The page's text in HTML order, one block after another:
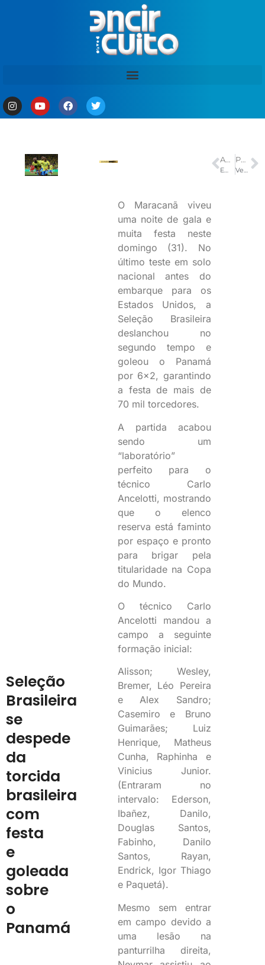
Seleção
Brasileira
se
despede
da
torcida
brasileira
com
festa
e
goleada
sobre
o
Panamá
O Maracanã viveu
uma noite de gala e
muita festa neste
domingo (31). No
último teste em solo
nacional antes do
embarque para os
Estados Unidos, a
Seleção Brasileira
deslanchou no
segundo tempo e
goleou o Panamá
por 6×2, garantindo
a festa de mais de
70 mil torcedores.
A partida acabou
sendo um
“laboratório”
perfeito para o
técnico Carlo
Ancelotti, mostrando
que o elenco
reserva está faminto
por espaço e pronto
para brigar pela
titularidade na Copa
do Mundo.
O técnico Carlo
Ancelotti mandou a
campo a seguinte
formação inicial:
Alisson; Wesley,
Bremer, Léo Pereira
e Alex Sandro;
Casemiro e Bruno
Guimarães; Luiz
Henrique, Matheus
Cunha, Raphinha e
Vinicius Junior.
(Entraram no
intervalo: Ederson,
Ibañez, Danilo,
Douglas Santos,
Fabinho, Danilo
Santos, Rayan,
Endrick, Igor Thiago
e Paquetá).
Mesmo sem entrar
em campo devido a
uma lesão na
panturrilha direita,
ANTERIOR
Em Rio Preto da Eva, governador Roberto Cidade dá início à última etapa das obras de modernização da AM-010
PRÓXIMO